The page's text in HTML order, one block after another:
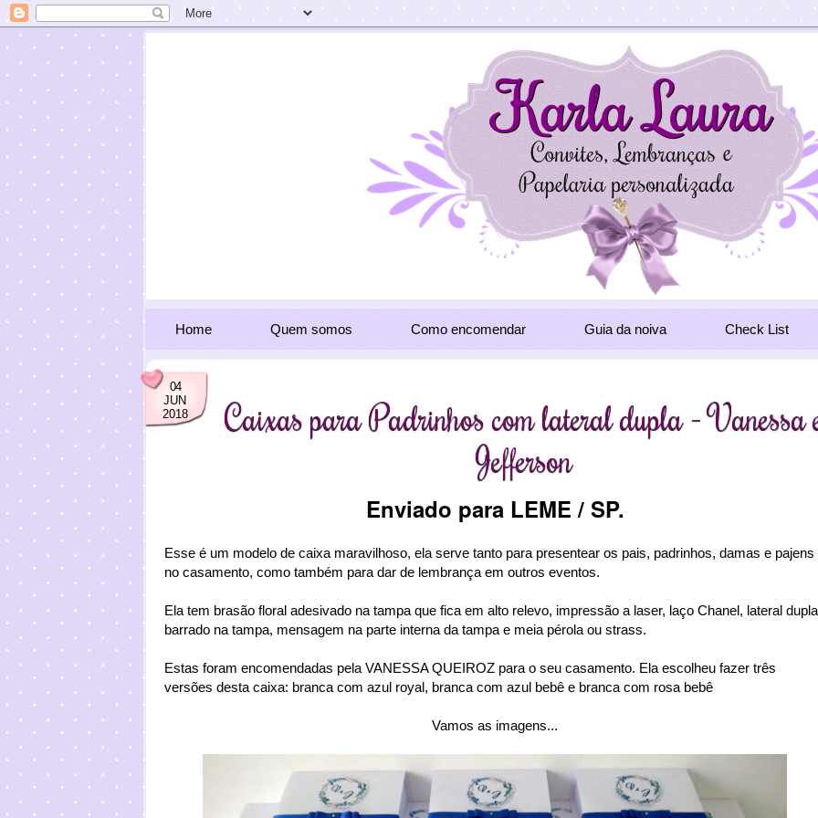
Home Quem somos Como encomendar Guia da noiva Check List
04
JUN
2018
Caixas para Padrinhos com lateral dupla - Vanessa
Jefferson
Enviado para LEME / SP.
Esse é um modelo de caixa maravilhoso, ela serve tanto para presentear os pais, padrinhos, damas e pajens
no casamento, como também para dar de lembrança em outros eventos.
Ela tem brasão floral adesivado na tampa que fica em alto relevo, impressão a laser, laço Chanel, lateral
barrado na tampa, mensagem na parte interna da tampa e meia pérola ou strass.
Estas foram encomendadas pela VANESSA QUEIROZ para o seu casamento. Ela escolheu fazer três
versões desta caixa: branca com azul royal, branca com azul bebê e branca com rosa bebê
Vamos as imagens...